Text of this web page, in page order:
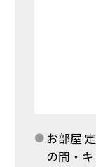
お部屋
の間・